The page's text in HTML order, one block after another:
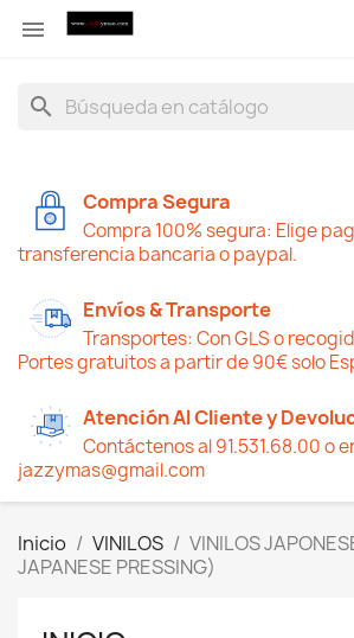

search
Compra Segura
Compra 100% segura: Elige
transferencia bancaria o paypal.
Envíos & Transporte
Transportes: Con GLS o
Portes gratuitos a partir de 90€ solo
Atención Al Cliente y
Contáctenos al 91.531.68.00 o
jazzymas@gmail.com
Inicio VINILOS
VINILOS
JAPANESE PRESSING)